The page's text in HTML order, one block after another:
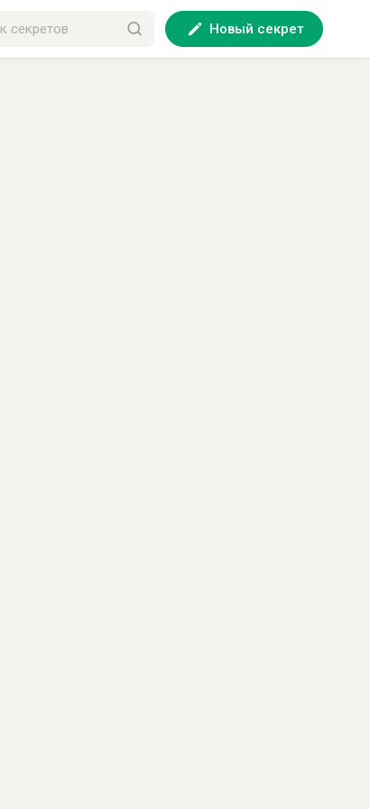
Новый секрет